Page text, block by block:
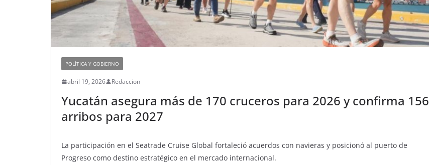
POLÍTICA Y GOBIERNO
abril 19, 2026 Redaccion
Yucatán asegura más de 170 cruceros para 2026 y confirma 156
arribos para 2027
La participación en el Seatrade Cruise Global fortaleció acuerdos con navieras y posicionó al puerto de
Progreso como destino estratégico en el mercado internacional.